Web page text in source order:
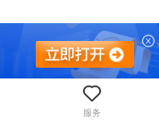
服务